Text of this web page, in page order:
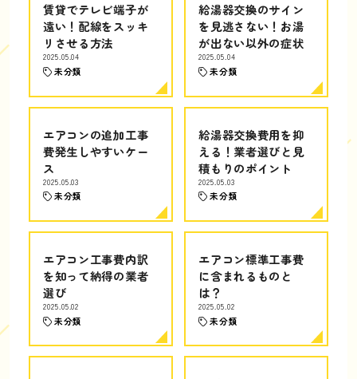
賃貸でテレビ端子が
遠い！配線をスッキ
リさせる方法
2025.05.04
未分類
給湯器交換のサイン
を見逃さない！お湯
が出ない以外の症状
2025.05.04
未分類
エアコンの追加工事
費発生しやすいケー
ス
2025.05.03
未分類
給湯器交換費用を抑
える！業者選びと見
積もりのポイント
2025.05.03
未分類
エアコン工事費内訳
を知って納得の業者
選び
2025.05.02
未分類
エアコン標準工事費
に含まれるものと
は？
2025.05.02
未分類